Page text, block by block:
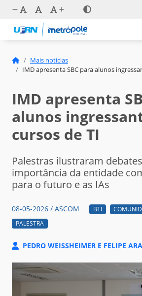
Mais notícias
IMD apresenta SBC para alunos
IMD apresenta
alunos
cursos de TI
Palestras ilustraram
importância da entidade
para o futuro e as IAs
08-05-2026 / ASCOM BTI
PALESTRA
PEDRO WEISSHEIMER E FELIPE